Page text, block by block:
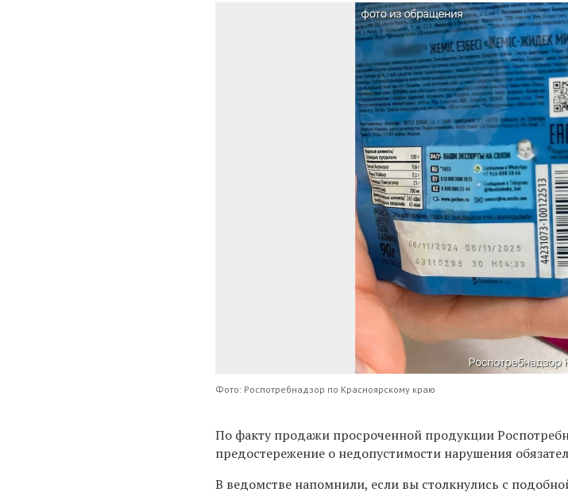
Фото: Роспотребнадзор по Красноярскому краю
По факту продажи просроченной продукции
предостережение о недопустимости нарушения
В ведомстве напомнили, если вы столкнулись с